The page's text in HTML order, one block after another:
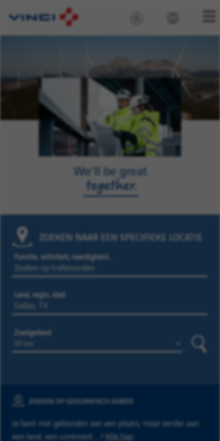
ZOEKEN NAAR EEN SPECIFIEKE LOCATIE
Functie, activiteit, vaardigheid…
Land, regio, stad
Zoekgebied
ZOEKEN OP GEOGRAFISCH GEBIED
Je bent niet gebonden aan een plaats, maar eerder aan
een land, een continent ...? Klik hier